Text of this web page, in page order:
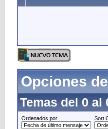
Opciones
Temas del 0 al
Ordenados por Sort